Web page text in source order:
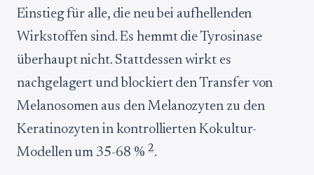
Einstieg für alle, die neu bei aufhellenden
Wirkstoffen sind. Es hemmt die Tyrosinase
überhaupt nicht. Stattdessen wirkt es
nachgelagert und blockiert den Transfer von
Melanosomen aus den Melanozyten zu den
Keratinozyten in kontrollierten Kokultur-
Modellen um 35-68 % 2.